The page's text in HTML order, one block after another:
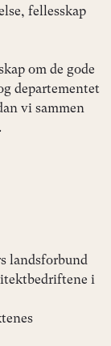
fellesskap
om de gode
departementet
vi sammen
landsforbund
i